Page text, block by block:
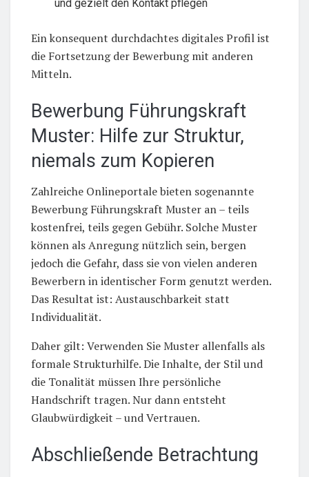
und gezielt den Kontakt pflegen
Ein konsequent durchdachtes digitales Profil ist
die Fortsetzung der Bewerbung mit anderen
Mitteln.
Bewerbung Führungskraft
Muster: Hilfe zur Struktur,
niemals zum Kopieren
Zahlreiche Onlineportale bieten sogenannte
Bewerbung Führungskraft Muster an – teils
kostenfrei, teils gegen Gebühr. Solche Muster
können als Anregung nützlich sein, bergen
jedoch die Gefahr, dass sie von vielen anderen
Bewerbern in identischer Form genutzt werden.
Das Resultat ist: Austauschbarkeit statt
Individualität.
Daher gilt: Verwenden Sie Muster allenfalls als
formale Strukturhilfe. Die Inhalte, der Stil und
die Tonalität müssen Ihre persönliche
Handschrift tragen. Nur dann entsteht
Glaubwürdigkeit – und Vertrauen.
Abschließende Betrachtung